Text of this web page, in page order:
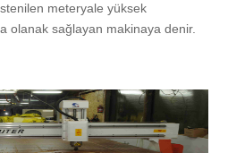
meteryale yüksek
olanak sağlayan makinaya denir.